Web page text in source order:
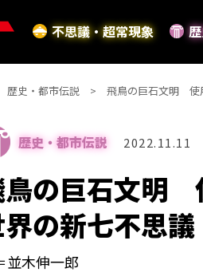
不思議・超常現象
歴史・都市伝説 飛鳥の巨石文明 使
歴史・都市伝説 2022.11.11
の巨石文明
の新七不思議
並木伸一郎